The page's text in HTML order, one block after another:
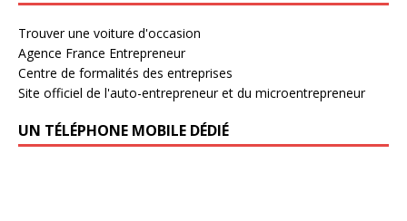
Trouver une voiture d'occasion
Agence France Entrepreneur
Centre de formalités des entreprises
Site officiel de l'auto-entrepreneur et du microentrepreneur
UN TÉLÉPHONE MOBILE DÉDIÉ